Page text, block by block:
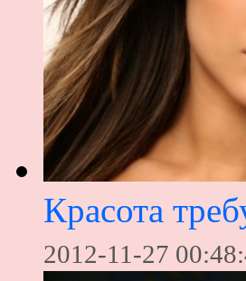
Красота
2012-11-27